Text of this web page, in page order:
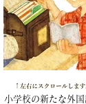
小学校の新たな外